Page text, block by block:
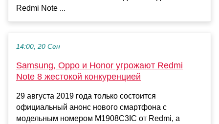
Redmi Note ...
14:00, 20 Сен
Samsung, Oppo и Honor угрожают Redmi
Note 8 жестокой конкуренцией
29 августа 2019 года только состоится
официальный анонс нового смартфона с
модельным номером M1908C3IC от Redmi, а